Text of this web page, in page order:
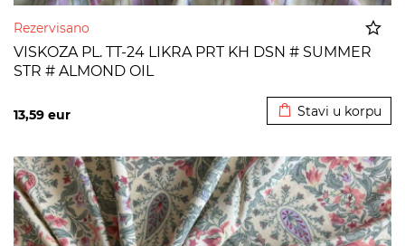
Rezervisano
VISKOZA PL. TT-24 LIKRA PRT KH DSN # SUMMER
STR # ALMOND OIL
13,59 eur Stavi u korpu